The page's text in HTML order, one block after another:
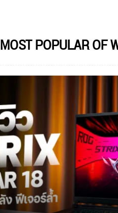
MOST POPULAR OF